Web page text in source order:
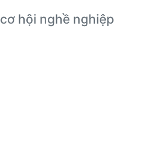
cơ hội nghề nghiệp